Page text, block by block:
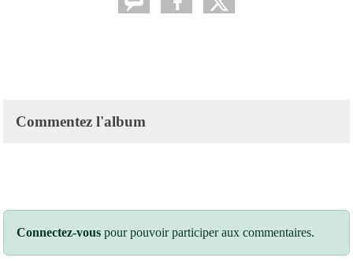
Commentez l'album
Connectez-vous pour pouvoir participer aux commentaires.